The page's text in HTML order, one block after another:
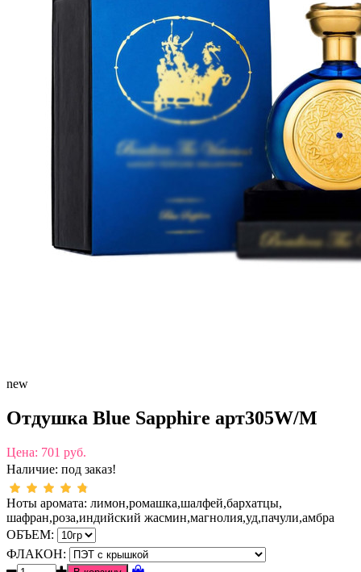
new
Отдушка Blue Sapphire арт305W/M
Цена: 701 руб.
Наличие: под заказ!
Ноты аромата: лимон,ромашка,шалфей,бархатцы,
шафран,роза,индийский жасмин,магнолия,уд,пачули,амбра
ОБЪЕМ:
ФЛАКОН: